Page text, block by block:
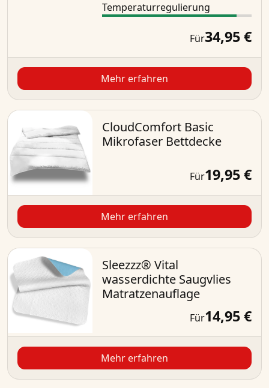
Temperaturregulierung
Für34,95 €
Mehr erfahren
CloudComfort Basic
Mikrofaser Bettdecke
Für19,95 €
Mehr erfahren
Sleezzz® Vital
wasserdichte Saugvlies
Matratzenauflage
Für14,95 €
Mehr erfahren